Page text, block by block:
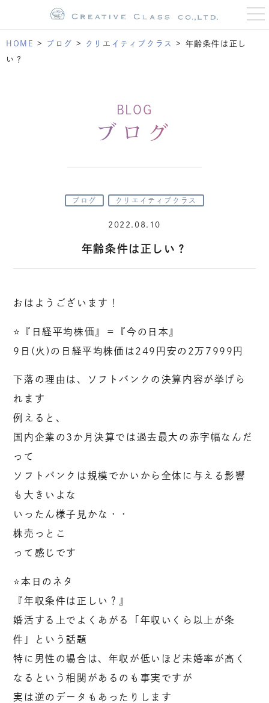
t
o
g
HOME > ブログ > クリエイティブクラス > 年齢条件は正し
い？
BLOG
ブログ
ブログ クリエイティブクラス
2022.08.10
年齢条件は正しい？
おはようございます！
⭐️『日経平均株価』＝『今の日本』
9日(火)の日経平均株価は249円安の2万7999円
下落の理由は、ソフトバンクの決算内容が挙げら
れます
例えると、
国内企業の3か月決算では過去最大の赤字幅なんだ
って
ソフトバンクは規模でかいから全体に与える影響
も大きいよな
いったん様子見かな・・
株売っとこ
って感じです
⭐️本日のネタ
『年収条件は正しい？』
婚活する上でよくあがる「年収いくら以上が条
件」という話題
特に男性の場合は、年収が低いほど未婚率が高く
なるという相関があるのも事実ですが
実は逆のデータもあったりします